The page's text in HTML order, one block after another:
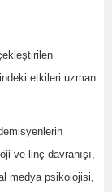
etkileri uzman
ve linç davranışı,
medya psikolojisi,